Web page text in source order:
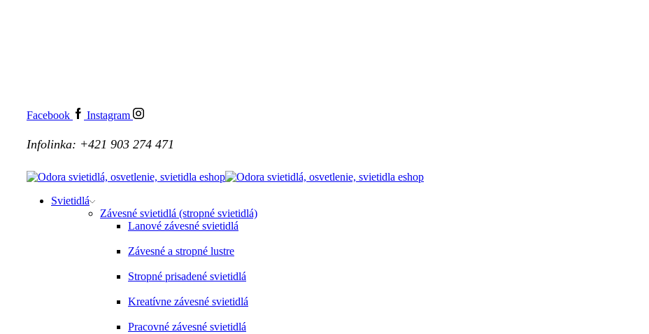
Facebook Instagram
Infolinka: +421 903 274 471
Svietidlá
Závesné svietidlá (stropné svietidlá)
Lanové závesné svietidlá
Závesné a stropné lustre
Stropné prisadené svietidlá
Kreatívne závesné svietidlá
Pracovné závesné svietidlá